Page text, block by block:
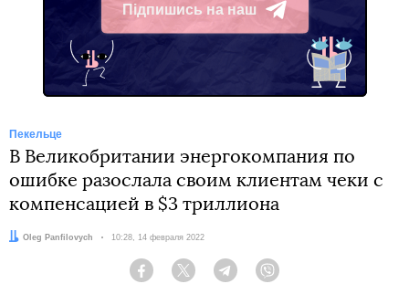
Підпишись на наш
Telegram
Пекельце
В Великобритании энергокомпания по
ошибке разослала своим клиентам чеки с
компенсацией в $3 триллиона
Автор:
Oleg Panfilovych Дата:
10:28, 14 февраля 2022
Facebook Twitter Telegram